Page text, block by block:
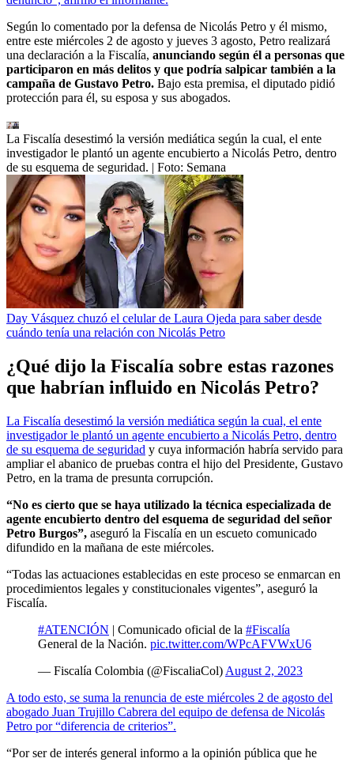
Según lo comentado por la defensa de Nicolás Petro y él mismo,
entre este miércoles 2 de agosto y jueves 3 agosto, Petro realizará
una declaración a la Fiscalía, anunciando según él a personas que
participaron en más delitos y que podría salpicar también a la
campaña de Gustavo Petro. Bajo esta premisa, el diputado pidió
protección para él, su esposa y sus abogados.
La Fiscalía desestimó la versión mediática según la cual, el ente
investigador le plantó un agente encubierto a Nicolás Petro, dentro
de su esquema de seguridad. | Foto: Semana
Day Vásquez chuzó el celular de Laura Ojeda para saber desde
cuándo tenía una relación con Nicolás Petro
¿Qué dijo la Fiscalía sobre estas razones
que habrían influido en Nicolás Petro?
La Fiscalía desestimó la versión mediática según la cual, el ente
investigador le plantó un agente encubierto a Nicolás Petro, dentro
de su esquema de seguridad y cuya información habría servido para
ampliar el abanico de pruebas contra el hijo del Presidente, Gustavo
Petro, en la trama de presunta corrupción.
“No es cierto que se haya utilizado la técnica especializada de
agente encubierto dentro del esquema de seguridad del señor
Petro Burgos”, aseguró la Fiscalía en un escueto comunicado
difundido en la mañana de este miércoles.
“Todas las actuaciones establecidas en este proceso se enmarcan en
procedimientos legales y constitucionales vigentes”, aseguró la
Fiscalía.
#ATENCIÓN | Comunicado oficial de la #Fiscalía
General de la Nación. pic.twitter.com/WPcAFVWxU6
— Fiscalía Colombia (@FiscaliaCol) August 2, 2023
A todo esto, se suma la renuncia de este miércoles 2 de agosto del
abogado Juan Trujillo Cabrera del equipo de defensa de Nicolás
Petro por “diferencia de criterios”.
“Por ser de interés general informo a la opinión pública que he